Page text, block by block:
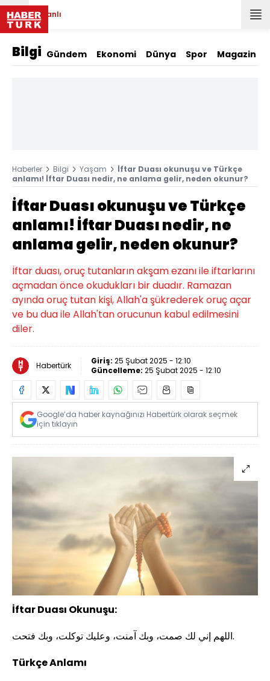
Canlı
Bilgi Gündem Ekonomi Dünya Spor Magazin
Haberler Bilgi Yaşam
İftar Duası okunuşu ve Türkçe
anlamı! İftar Duası nedir, ne anlama gelir, neden okunur?
İftar Duası okunuşu ve Türkçe
anlamı! İftar Duası nedir, ne
anlama gelir, neden okunur?
İftar duası, oruç tutanların akşam ezanı ile iftarlarını
açmadan önce okudukları bir duadır. Ramazan
ayında oruç tutan kişi, Allah'a şükrederek oruç açar
ve bu dua ile Allah'tan orucunun kabul edilmesini
diler.
Habertürk Giriş: 25 Şubat 2025 - 12:10
Güncelleme: 25 Şubat 2025 - 12:10
Google’da haber kaynağınızı Habertürk olarak seçmek
için tıklayın
İftar Duası Okunuşu:
اللهم إني لك صمت، وبك آمنت، وعليك توكلت، وبك فتحت.
Türkçe Anlamı